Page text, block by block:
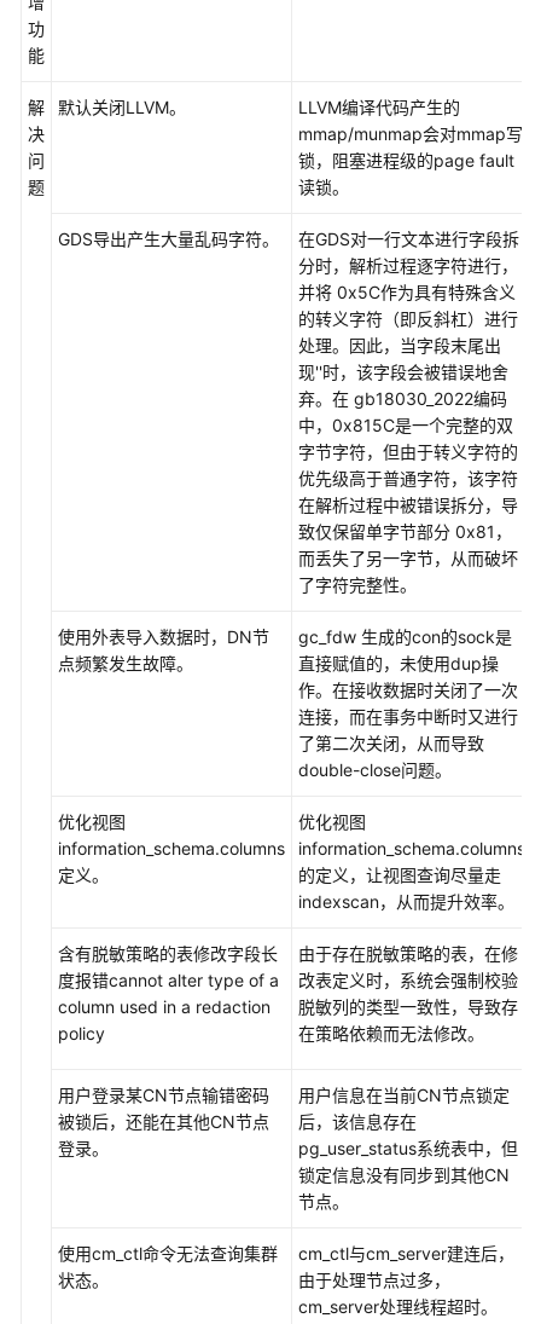
功
能
解
决
问
题
默认关闭LLVM。
LLVM编译代码产生的
mmap/munmap会对mmap写
锁，阻塞进程级的page fault
读锁。
GDS导出产生大量乱码字符。
在GDS对一行文本进行字段拆
分时，解析过程逐字符进行，
并将 0x5C作为具有特殊含义
的转义字符（即反斜杠）进行
处理。因此，当字段末尾出
现''时，该字段会被错误地舍
弃。在 gb18030_2022编码
中，0x815C是一个完整的双
字节字符，但由于转义字符的
优先级高于普通字符，该字符
在解析过程中被错误拆分，导
致仅保留单字节部分 0x81，
而丢失了另一字节，从而破坏
了字符完整性。
使用外表导入数据时，DN节
点频繁发生故障。
gc_fdw 生成的con的sock是
直接赋值的，未使用dup操
作。在接收数据时关闭了一次
连接，而在事务中断时又进行
了第二次关闭，从而导致
double-close问题。
优化视图
information_schema.columns
定义。
优化视图
information_schema.columns
的定义，让视图查询尽量走
indexscan，从而提升效率。
含有脱敏策略的表修改字段长
度报错cannot alter type of a
column used in a redaction
policy
由于存在脱敏策略的表，在修
改表定义时，系统会强制校验
脱敏列的类型一致性，导致存
在策略依赖而无法修改。
用户登录某CN节点输错密码
被锁后，还能在其他CN节点
登录。
用户信息在当前CN节点锁定
后，该信息存在
pg_user_status系统表中，但
锁定信息没有同步到其他CN
节点。
使用cm_ctl命令无法查询集群
状态。
cm_ctl与cm_server建连后，
由于处理节点过多，
cm_server处理线程超时。